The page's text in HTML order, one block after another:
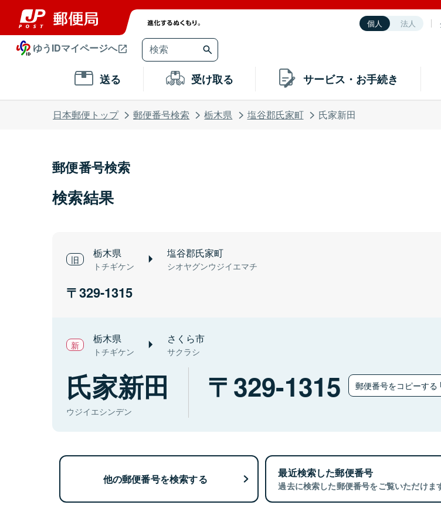
個人 法人
ゆうIDマイページへ
送る 受け取る サービス・お手続き
日本郵便トップ 郵便番号検索 栃木県 塩谷郡氏家町 氏家新田
郵便番号検索
検索結果
栃木県
トチギケン
塩谷郡氏家町
シオヤグンウジイエマチ
329-1315
栃木県
トチギケン
さくら市
サクラシ
氏家新田
ウジイエシンデン
329-1315 郵便番号をコピーする
他の郵便番号を検索する 最近検索した郵便番号
過去に検索した郵便番号をご覧いただけま